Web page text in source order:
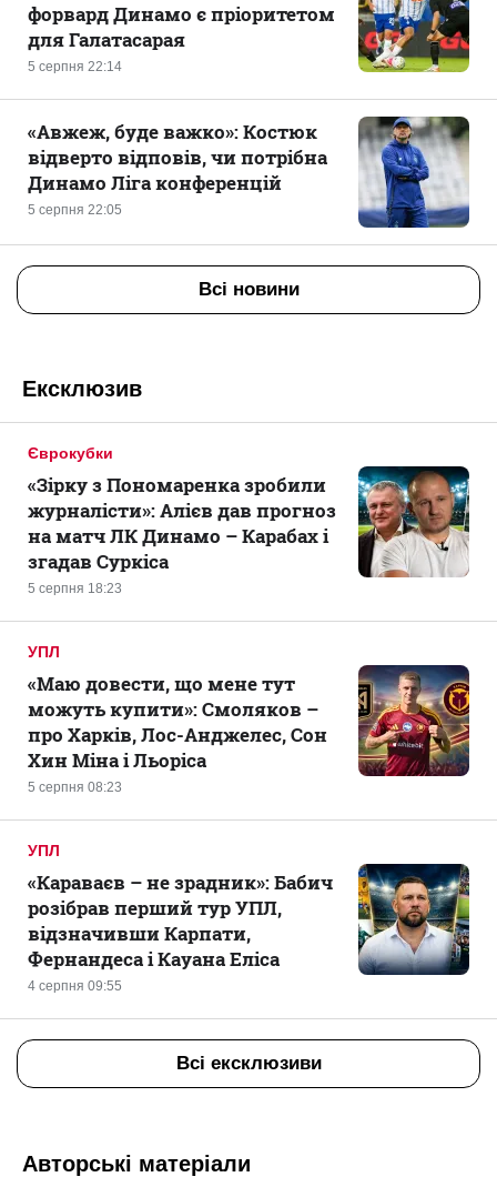
5 серпня 22:14
форвард Динамо є пріоритетом
для Галатасарая
5 серпня 22:05
«Авжеж, буде важко»: Костюк
відверто відповів, чи потрібна
Динамо Ліга конференцій
Всі новини
Ексклюзив
Єврокубки
5 серпня 18:23
«Зірку з Пономаренка зробили
журналісти»: Алієв дав прогноз
на матч ЛК Динамо – Карабах і
згадав Суркіса
УПЛ
5 серпня 08:23
«Маю довести, що мене тут
можуть купити»: Смоляков –
про Харків, Лос-Анджелес, Сон
Хин Міна і Льоріса
УПЛ
4 серпня 09:55
«Караваєв – не зрадник»: Бабич
розібрав перший тур УПЛ,
відзначивши Карпати,
Фернандеса і Кауана Еліса
Всі ексклюзиви
Авторські матеріали